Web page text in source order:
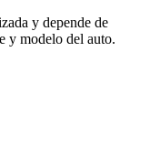
y depende de
y modelo del auto.